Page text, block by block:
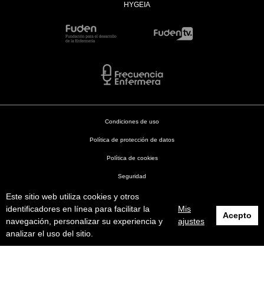
Este sitio web utiliza cookies y otros
identificadores en línea para facilitar la
navegación, personalizar su experiencia y
analizar el uso del sitio.
Mis
ajustes
Acepto
HYGEIA
Enfermería en Desarrollo © 2026
Condiciones de uso
Política de protección de datos
Política de cookies
Seguridad